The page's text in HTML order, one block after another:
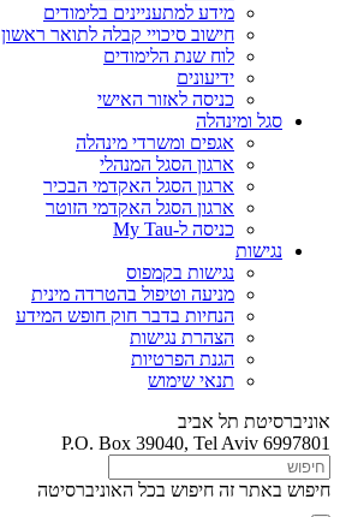
מידע למתעניינים בלימודים
חישוב סיכויי קבלה לתואר ראשון
לוח שנת הלימודים
ידיעונים
כניסה לאזור האישי
סגל ומינהלה
אגפים ומשרדי מינהלה
ארגון הסגל המנהלי
ארגון הסגל האקדמי הבכיר
ארגון הסגל האקדמי הזוטר
כניסה ל-My Tau
נגישות
נגישות בקמפוס
מניעה וטיפול בהטרדה מינית
הנחיות בדבר חוק חופש המידע
הצהרת נגישות
הגנת הפרטיות
תנאי שימוש
אוניברסיטת תל אביב
P.O. Box 39040, Tel Aviv 6997801
חיפוש באתר זה חיפוש בכל האוניברסיטה